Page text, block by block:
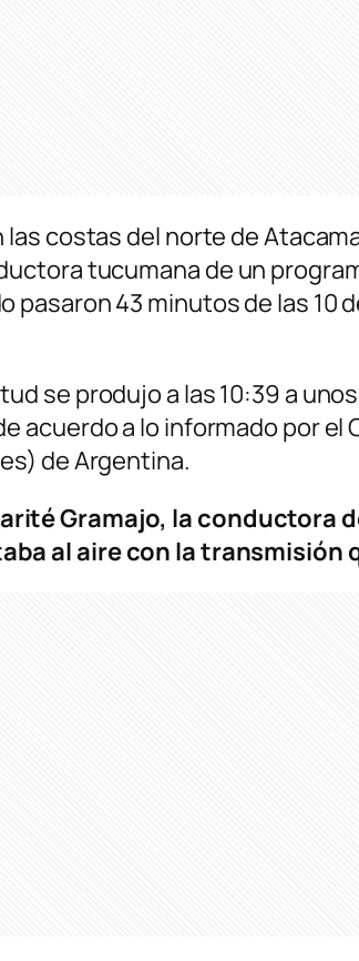
costas del norte de
tucumana de un
pasaron 43 minutos de las 10
se produjo a las 10:39 a
acuerdo a lo informado por el
de Argentina.
Gramajo, la conductora
al aire con la transmisión